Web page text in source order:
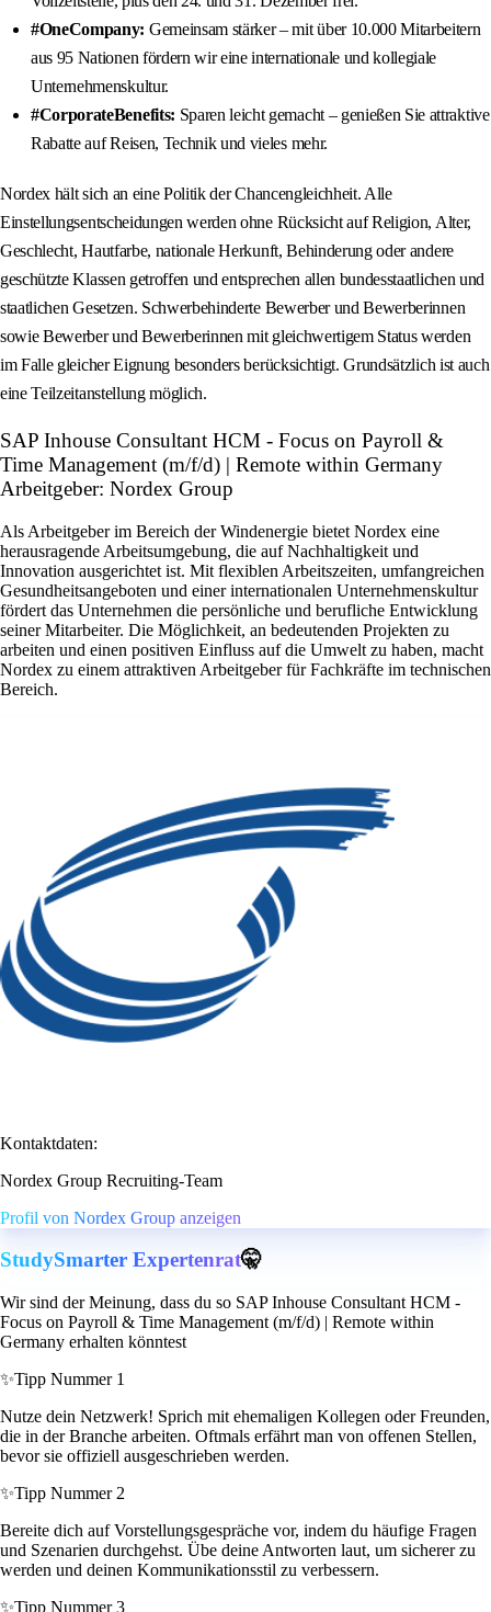
#OneCompany: Gemeinsam stärker – mit über 10.000 Mitarbeitern
aus 95 Nationen fördern wir eine internationale und kollegiale
Unternehmenskultur.
#CorporateBenefits: Sparen leicht gemacht – genießen Sie attraktive
Rabatte auf Reisen, Technik und vieles mehr.
Nordex hält sich an eine Politik der Chancengleichheit. Alle
Einstellungsentscheidungen werden ohne Rücksicht auf Religion, Alter,
Geschlecht, Hautfarbe, nationale Herkunft, Behinderung oder andere
geschützte Klassen getroffen und entsprechen allen bundesstaatlichen und
staatlichen Gesetzen. Schwerbehinderte Bewerber und Bewerberinnen
sowie Bewerber und Bewerberinnen mit gleichwertigem Status werden
im Falle gleicher Eignung besonders berücksichtigt. Grundsätzlich ist auch
eine Teilzeitanstellung möglich.
SAP Inhouse Consultant HCM - Focus on Payroll &
Time Management (m/f/d) | Remote within Germany
Arbeitgeber: Nordex Group
Als Arbeitgeber im Bereich der Windenergie bietet Nordex eine
herausragende Arbeitsumgebung, die auf Nachhaltigkeit und
Innovation ausgerichtet ist. Mit flexiblen Arbeitszeiten, umfangreichen
Gesundheitsangeboten und einer internationalen Unternehmenskultur
fördert das Unternehmen die persönliche und berufliche Entwicklung
seiner Mitarbeiter. Die Möglichkeit, an bedeutenden Projekten zu
arbeiten und einen positiven Einfluss auf die Umwelt zu haben, macht
Nordex zu einem attraktiven Arbeitgeber für Fachkräfte im technischen
Bereich.
Kontaktdaten:
Nordex Group Recruiting-Team
Profil von Nordex Group anzeigen
StudySmarter Expertenrat🤫
Wir sind der Meinung, dass du so SAP Inhouse Consultant HCM -
Focus on Payroll & Time Management (m/f/d) | Remote within
Germany erhalten könntest
✨Tipp Nummer 1
Nutze dein Netzwerk! Sprich mit ehemaligen Kollegen oder Freunden,
die in der Branche arbeiten. Oftmals erfährt man von offenen Stellen,
bevor sie offiziell ausgeschrieben werden.
✨Tipp Nummer 2
Bereite dich auf Vorstellungsgespräche vor, indem du häufige Fragen
und Szenarien durchgehst. Übe deine Antworten laut, um sicherer zu
werden und deinen Kommunikationsstil zu verbessern.
✨Tipp Nummer 3